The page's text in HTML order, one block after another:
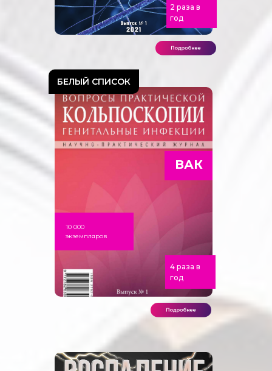
2 раза в
год
10 000
экземпляров
4 раза в
год
ВАК
БЕЛЫЙ СПИСОК